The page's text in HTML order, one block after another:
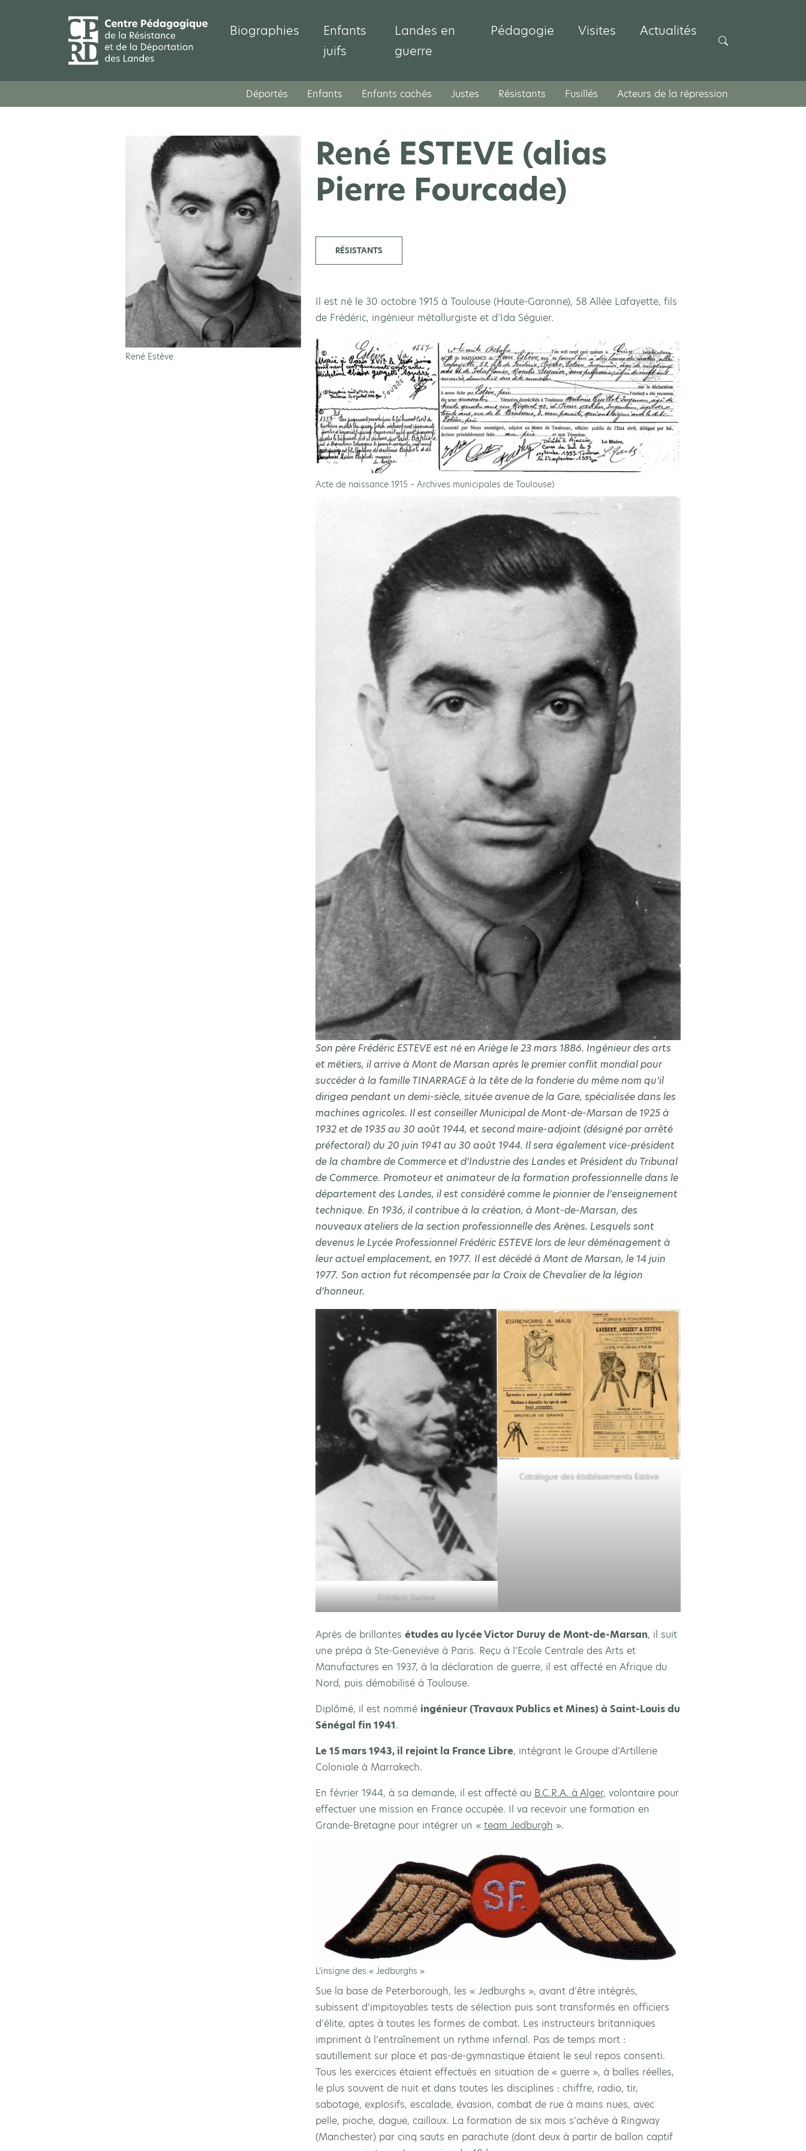
Biographies
Enfants
juifs
Landes en
guerre
Pédagogie Visites Actualités
Rechercher
Déportés Enfants Enfants cachés Justes Résistants Fusillés Acteurs de la répression
René Estève
René ESTEVE (alias
Pierre Fourcade)
RÉSISTANTS
Il est né le 30 octobre 1915 à Toulouse (Haute-Garonne), 58 Allée Lafayette, fils
de Frédéric, ingénieur métallurgiste et d’Ida Séguier.
Acte de naissance 1915 – Archives municipales de Toulouse)
Son père Frédéric ESTEVE est né en Ariège le 23 mars 1886. Ingénieur des arts
et métiers, il arrive à Mont de Marsan après le premier conflit mondial pour
succéder à la famille TINARRAGE à la tête de la fonderie du même nom qu’il
dirigea pendant un demi-siècle, située avenue de la Gare, spécialisée dans les
machines agricoles. Il est conseiller Municipal de Mont-de-Marsan de 1925 à
1932 et de 1935 au 30 août 1944, et second maire-adjoint (désigné par arrêté
préfectoral) du 20 juin 1941 au 30 août 1944. Il sera également vice-président
de la chambre de Commerce et d’Industrie des Landes et Président du Tribunal
de Commerce. Promoteur et animateur de la formation professionnelle dans le
département des Landes, il est considéré comme le pionnier de l’enseignement
technique. En 1936, il contribue à la création, à Mont-de-Marsan, des
nouveaux ateliers de la section professionnelle des Arènes. Lesquels sont
devenus le Lycée Professionnel Frédéric ESTEVE lors de leur déménagement à
leur actuel emplacement, en 1977. Il est décédé à Mont de Marsan, le 14 juin
1977. Son action fut récompensée par la Croix de Chevalier de la légion
d’honneur.
Frédéric Estève
Catalogue des établissements Estève
Après de brillantes études au lycée Victor Duruy de Mont-de-Marsan, il suit
une prépa à Ste-Geneviève à Paris. Reçu à l’Ecole Centrale des Arts et
Manufactures en 1937, à la déclaration de guerre, il est affecté en Afrique du
Nord, puis démobilisé à Toulouse.
Diplômé, il est nommé ingénieur (Travaux Publics et Mines) à Saint-Louis du
Sénégal fin 1941.
Le 15 mars 1943, il rejoint la France Libre, intégrant le Groupe d’Artillerie
Coloniale à Marrakech.
En février 1944, à sa demande, il est affecté au B.C.R.A. à Alger, volontaire pour
effectuer une mission en France occupée. Il va recevoir une formation en
Grande-Bretagne pour intégrer un « team Jedburgh ».
L’insigne des « Jedburghs »
Sue la base de Peterborough, les « Jedburghs », avant d’être intégrés,
subissent d’impitoyables tests de sélection puis sont transformés en officiers
d’élite, aptes à toutes les formes de combat. Les instructeurs britanniques
impriment à l’entraînement un rythme infernal. Pas de temps mort :
sautillement sur place et pas-de-gymnastique étaient le seul repos consenti.
Tous les exercices étaient effectués en situation de « guerre », à balles réelles,
le plus souvent de nuit et dans toutes les disciplines : chiffre, radio, tir,
sabotage, explosifs, escalade, évasion, combat de rue à mains nues, avec
pelle, pioche, dague, cailloux. La formation de six mois s’achève à Ringway
(Manchester) par cinq sauts en parachute (dont deux à partir de ballon captif